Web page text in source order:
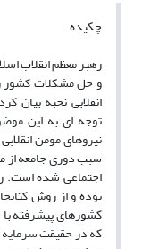
چکیده
رهبر معظم انقلاب
و حل مشکلات کشور
انقلابی نخبه بیان
توجه ای به این
نیروهای مومن
سبب دوری جامعه از
اجتماعی شده است.
بوده و از روش
کشورهای پیشرفته
که در حقیقت